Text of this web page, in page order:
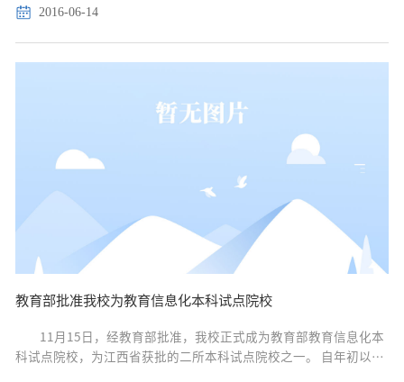
育部科技发展中心定于2015年9月至12月举办&...
2016-06-14
教育部批准我校为教育信息化本科试点院校
11月15日，经教育部批准，我校正式成为教育部教育信息化本
科试点院校，为江西省获批的二所本科试点院校之一。 自年初以